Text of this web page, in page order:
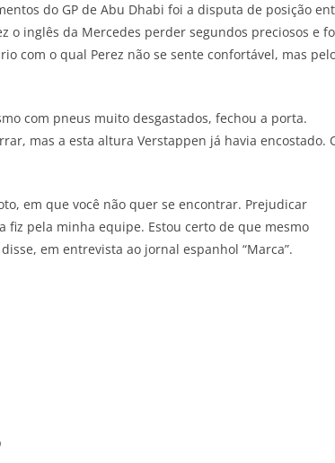
do GP de Abu Dhabi foi a disputa de posição
o inglês da Mercedes perder segundos preciosos e
com o qual Perez não se sente confortável, mas
com pneus muito desgastados, fechou a porta.
mas a esta altura Verstappen já havia encostado.
em que você não quer se encontrar. Prejudicar
pela minha equipe. Estou certo de que mesmo
em entrevista ao jornal espanhol “Marca”.